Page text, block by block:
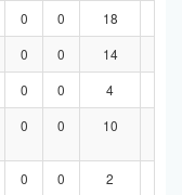
0 0 18
0 0 14
0 0 4
0 0 10
0 0 2